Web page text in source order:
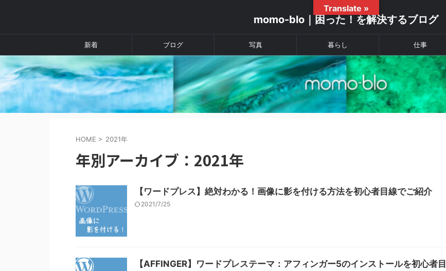
momo-blo｜困った！を解決するブログ
新着 ブログ 写真 暮らし 仕事
HOME > 2021年
年別アーカイブ：2021年
【ワードプレス】絶対わかる！画像に影を付ける方法を初心者目線でご紹介
2021/7/25
【AFFINGER】ワードプレステーマ：アフィンガー5のインストールを初心者目
Translate »